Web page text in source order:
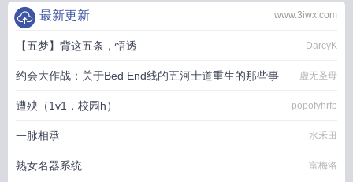
www.3iwx.com
最新更新
【五梦】背这五条，悟透 DarcyK
约会大作战：关于Bed End线的五河士道重生的那些事 虚无圣母
遭殃（1v1，校园h） popofyhrfp
一脉相承 水禾田
熟女名器系统 富梅洛